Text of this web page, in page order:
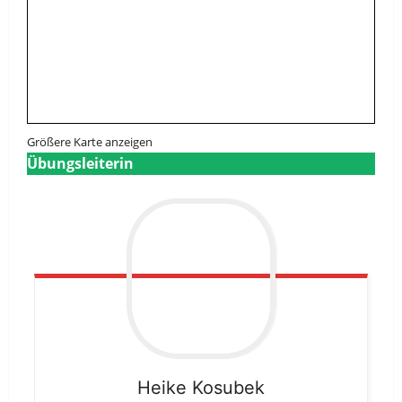
Größere Karte anzeigen
Übungsleiterin
Heike Kosubek